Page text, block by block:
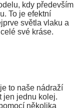
kdy především
To je efektní
světla vlaku a
své kráse.
to naše nádraží
jen jednu kolej.
několika